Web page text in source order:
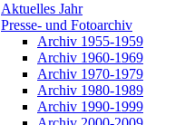
Aktuelles Jahr
Presse- und Fotoarchiv
Archiv 1955-1959
Archiv 1960-1969
Archiv 1970-1979
Archiv 1980-1989
Archiv 1990-1999